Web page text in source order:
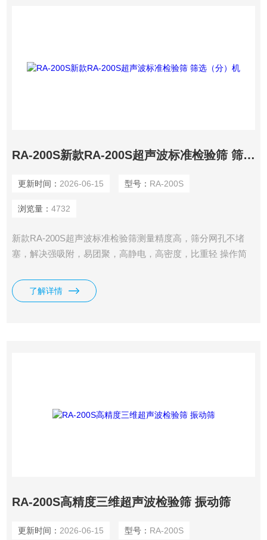
RA-200S新款RA-200S超声波标准检验筛 筛选（分）机
更新时间： 2026-06-15 型号： RA-200S
浏览量： 4732
新款RA-200S超声波标准检验筛测量精度高，筛分网孔不堵
塞，解决强吸附，易团聚，高静电，高密度，比重轻 操作简
了解详情
RA-200S高精度三维超声波检验筛 振动筛
更新时间： 2026-06-15 型号： RA-200S